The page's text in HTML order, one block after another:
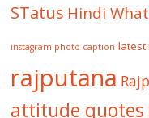
STatus Hindi
instagram photo caption latest
rajputana
attitude quotes